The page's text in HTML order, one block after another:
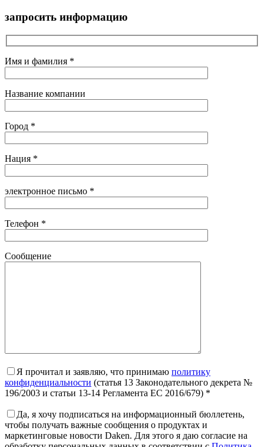
запросить информацию
Имя и фамилия *
Название компании
Город *
Нация *
электронное письмо *
Телефон *
Сообщение
Я прочитал и заявляю, что принимаю политику
конфиденциальности (статья 13 Законодательного декрета №
196/2003 и статьи 13-14 Регламента ЕС 2016/679) *
Да, я хочу подписаться на информационный бюллетень,
чтобы получать важные сообщения о продуктах и ​​
маркетинговые новости Daken. Для этого я даю согласие на